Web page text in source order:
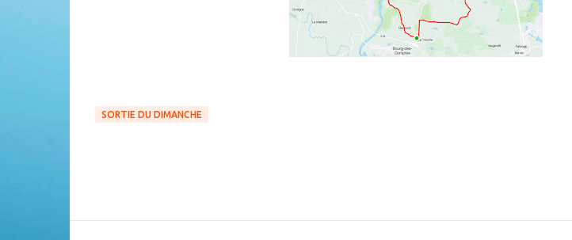
SORTIE DU DIMANCHE